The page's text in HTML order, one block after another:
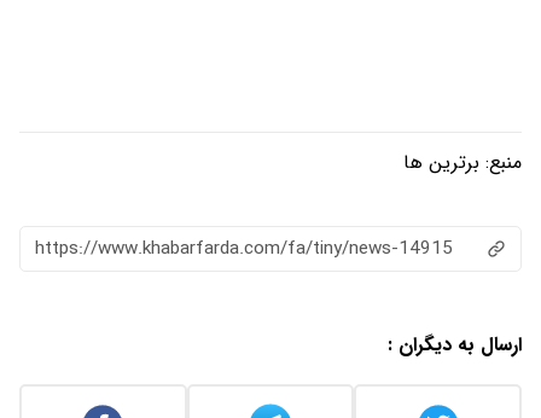
منبع: برترین ها
https://www.khabarfarda.com/fa/tiny/news-14915
ارسال به دیگران :